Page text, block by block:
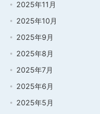
2025年11月
2025年10月
2025年9月
2025年8月
2025年7月
2025年6月
2025年5月